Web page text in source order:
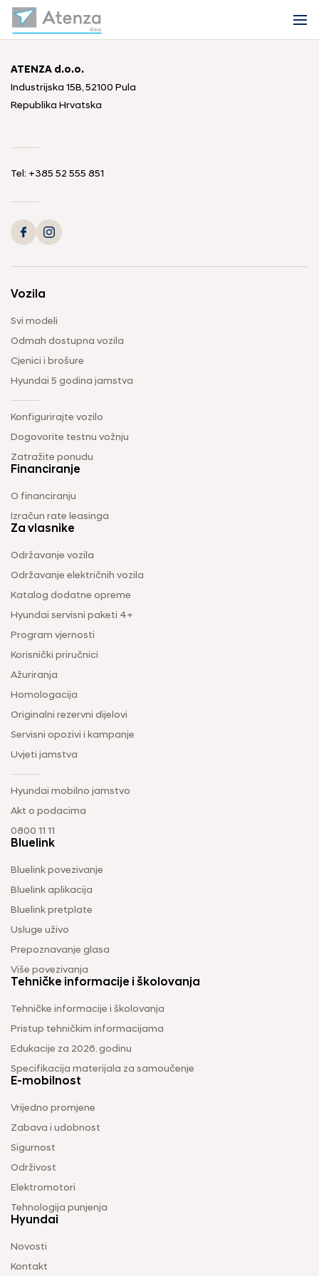
ATENZA d.o.o.
Industrijska 15B, 52100 Pula
Republika Hrvatska
Tel: +385 52 555 851
Vozila
Svi modeli
Odmah dostupna vozila
Cjenici i brošure
Hyundai 5 godina jamstva
Konfigurirajte vozilo
Dogovorite testnu vožnju
Zatražite ponudu
Financiranje
O financiranju
Izračun rate leasinga
Za vlasnike
Održavanje vozila
Održavanje električnih vozila
Katalog dodatne opreme
Hyundai servisni paketi 4+
Program vjernosti
Korisnički priručnici
Ažuriranja
Homologacija
Originalni rezervni dijelovi
Servisni opozivi i kampanje
Uvjeti jamstva
Hyundai mobilno jamstvo
Akt o podacima
0800 11 11
Bluelink
Bluelink povezivanje
Bluelink aplikacija
Bluelink pretplate
Usluge uživo
Prepoznavanje glasa
Više povezivanja
Tehničke informacije i školovanja
Tehničke informacije i školovanja
Pristup tehničkim informacijama
Edukacije za 2026. godinu
Specifikacija materijala za samoučenje
E-mobilnost
Vrijedno promjene
Zabava i udobnost
Sigurnost
Održivost
Elektromotori
Tehnologija punjenja
Hyundai
Novosti
Kontakt